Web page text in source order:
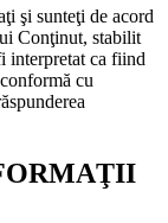
şi sunteţi de acord
Conţinut, stabilit
interpretat ca fiind
cu